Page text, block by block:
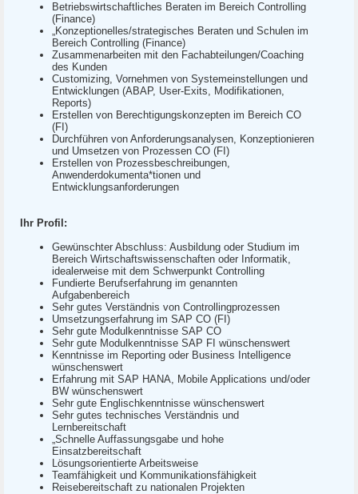
Betriebswirtschaftliches Beraten im Bereich Controlling
(Finance)
„Konzeptionelles/strategisches Beraten und Schulen im
Bereich Controlling (Finance)
Zusammenarbeiten mit den Fachabteilungen/Coaching
des Kunden
Customizing, Vornehmen von Systemeinstellungen und
Entwicklungen (ABAP, User-Exits, Modifikationen,
Reports)
Erstellen von Berechtigungskonzepten im Bereich CO
(FI)
Durchführen von Anforderungsanalysen, Konzeptionieren
und Umsetzen von Prozessen CO (FI)
Erstellen von Prozessbeschreibungen,
Anwenderdokumenta*tionen und
Entwicklungsanforderungen
Ihr Profil:
Gewünschter Abschluss: Ausbildung oder Studium im
Bereich Wirtschaftswissenschaften oder Informatik,
idealerweise mit dem Schwerpunkt Controlling
Fundierte Berufserfahrung im genannten
Aufgabenbereich
Sehr gutes Verständnis von Controllingprozessen
Umsetzungserfahrung im SAP CO (FI)
Sehr gute Modulkenntnisse SAP CO
Sehr gute Modulkenntnisse SAP FI wünschenswert
Kenntnisse im Reporting oder Business Intelligence
wünschenswert
Erfahrung mit SAP HANA, Mobile Applications und/oder
BW wünschenswert
Sehr gute Englischkenntnisse wünschenswert
Sehr gutes technisches Verständnis und
Lernbereitschaft
„Schnelle Auffassungsgabe und hohe
Einsatzbereitschaft
Lösungsorientierte Arbeitsweise
Teamfähigkeit und Kommunikationsfähigkeit
Reisebereitschaft zu nationalen Projekten